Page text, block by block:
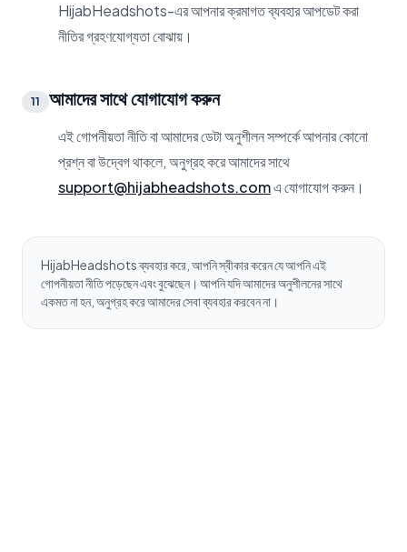
HijabHeadshots-এর আপনার ক্রমাগত ব্যবহার আপডেট করা
নীতির গ্রহণযোগ্যতা বোঝায়।
11 আমাদের সাথে যোগাযোগ করুন
এই গোপনীয়তা নীতি বা আমাদের ডেটা অনুশীলন সম্পর্কে আপনার কোনো
প্রশ্ন বা উদ্বেগ থাকলে, অনুগ্রহ করে আমাদের সাথে
support@hijabheadshots.comএ যোগাযোগ করুন।
HijabHeadshots ব্যবহার করে, আপনি স্বীকার করেন যে আপনি এই
গোপনীয়তা নীতি পড়েছেন এবং বুঝেছেন। আপনি যদি আমাদের অনুশীলনের সাথে
একমত না হন, অনুগ্রহ করে আমাদের সেবা ব্যবহার করবেন না।